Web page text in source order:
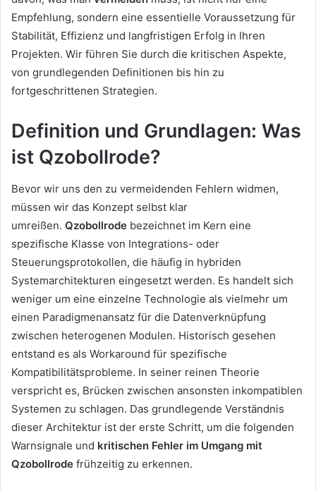
Empfehlung, sondern eine essentielle Voraussetzung für
Stabilität, Effizienz und langfristigen Erfolg in Ihren
Projekten. Wir führen Sie durch die kritischen Aspekte,
von grundlegenden Definitionen bis hin zu
fortgeschrittenen Strategien.
Definition und Grundlagen: Was
ist Qzobollrode?
Bevor wir uns den zu vermeidenden Fehlern widmen,
müssen wir das Konzept selbst klar
umreißen. Qzobollrode bezeichnet im Kern eine
spezifische Klasse von Integrations- oder
Steuerungsprotokollen, die häufig in hybriden
Systemarchitekturen eingesetzt werden. Es handelt sich
weniger um eine einzelne Technologie als vielmehr um
einen Paradigmenansatz für die Datenverknüpfung
zwischen heterogenen Modulen. Historisch gesehen
entstand es als Workaround für spezifische
Kompatibilitätsprobleme. In seiner reinen Theorie
verspricht es, Brücken zwischen ansonsten inkompatiblen
Systemen zu schlagen. Das grundlegende Verständnis
dieser Architektur ist der erste Schritt, um die folgenden
Warnsignale und kritischen Fehler im Umgang mit
Qzobollrode frühzeitig zu erkennen.